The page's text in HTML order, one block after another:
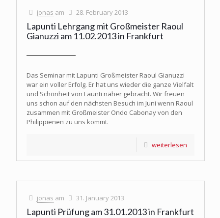
jonas am 28. February 2013
Lapunti Lehrgang mit Großmeister Raoul
Gianuzzi am 11.02.2013 in Frankfurt
Das Seminar mit Lapunti Großmeister Raoul Gianuzzi
war ein voller Erfolg. Er hat uns wieder die ganze Vielfalt
und Schönheit von Launti näher gebracht. Wir freuen
uns schon auf den nächsten Besuch im Juni wenn Raoul
zusammen mit Großmeister Ondo Cabonay von den
Philippienen zu uns kommt.
weiterlesen
jonas am 31. January 2013
Lapunti Prüfung am 31.01.2013 in Frankfurt